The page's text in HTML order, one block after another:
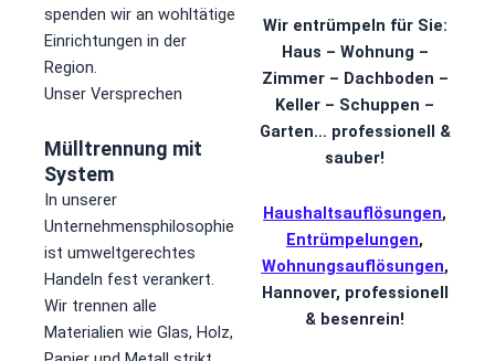
spenden wir an wohltätige
Einrichtungen in der
Region.
​Unser Versprechen
Mülltrennung mit
System
In unserer
Unternehmensphilosophie
ist umweltgerechtes
Handeln fest verankert.
Wir trennen alle
Materialien wie Glas, Holz,
Wir entrümpeln für Sie:
Haus – Wohnung –
Zimmer – Dachboden –
Keller – Schuppen –
Garten… professionell &
sauber!
Haushaltsauflösungen,
Entrümpelungen,
Wohnungsauflösungen,
Hannover, professionell
& besenrein!